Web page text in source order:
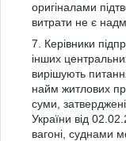
оригіналами
витрати не є
7. Керівники
інших
вирішують
найм житлових
суми,
України від
вагоні, суднами